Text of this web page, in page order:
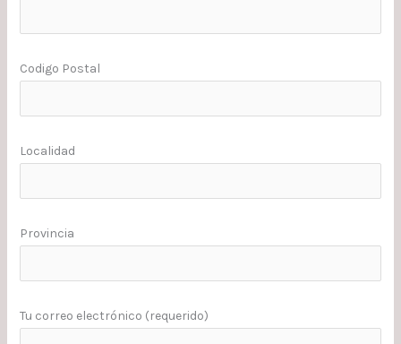
Codigo Postal
Localidad
Provincia
Tu correo electrónico (requerido)